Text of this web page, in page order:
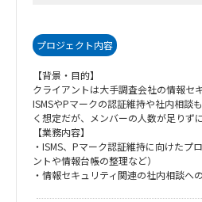
プロジェクト内容
【背景・目的】
クライアントは大手調査会社の情報セ
ISMSやPマークの認証維持や社内相談
く想定だが、メンバーの人数が足りず
【業務内容】
・ISMS、Pマーク認証維持に向けたプ
ントや情報台帳の整理など）
・情報セキュリティ関連の社内相談へ